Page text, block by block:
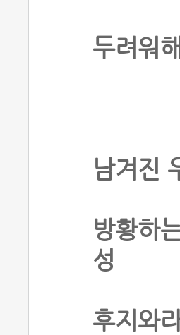
두려워
남겨진
방황하
성
후지와